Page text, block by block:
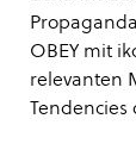
OBEY mit
relevanten